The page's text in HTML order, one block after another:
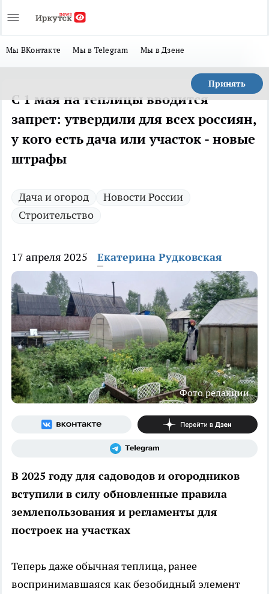
Мы ВКонтакте Мы в Telegram Мы в Дзене
Принять
С 1 мая на теплицы вводится
запрет: утвердили для всех россиян,
у кого есть дача или участок - новые
штрафы
Дача и огород
Новости России
Строительство
17 апреля 2025 Екатерина Рудковская
Фото редакции
В 2025 году для садоводов и огородников
вступили в силу обновленные правила
землепользования и регламенты для
построек на участках
Теперь даже обычная теплица, ранее
воспринимавшаяся как безобидный элемент